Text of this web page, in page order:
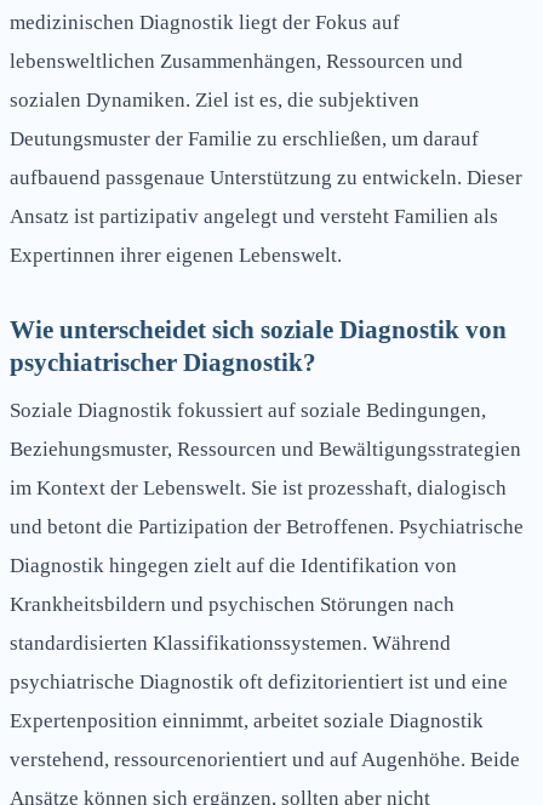
medizinischen Diagnostik liegt der Fokus auf
lebensweltlichen Zusammenhängen, Ressourcen und
sozialen Dynamiken. Ziel ist es, die subjektiven
Deutungsmuster der Familie zu erschließen, um darauf
aufbauend passgenaue Unterstützung zu entwickeln. Dieser
Ansatz ist partizipativ angelegt und versteht Familien als
Expertinnen ihrer eigenen Lebenswelt.
Wie unterscheidet sich soziale Diagnostik von
psychiatrischer Diagnostik?
Soziale Diagnostik fokussiert auf soziale Bedingungen,
Beziehungsmuster, Ressourcen und Bewältigungsstrategien
im Kontext der Lebenswelt. Sie ist prozesshaft, dialogisch
und betont die Partizipation der Betroffenen. Psychiatrische
Diagnostik hingegen zielt auf die Identifikation von
Krankheitsbildern und psychischen Störungen nach
standardisierten Klassifikationssystemen. Während
psychiatrische Diagnostik oft defizitorientiert ist und eine
Expertenposition einnimmt, arbeitet soziale Diagnostik
verstehend, ressourcenorientiert und auf Augenhöhe. Beide
Ansätze können sich ergänzen, sollten aber nicht